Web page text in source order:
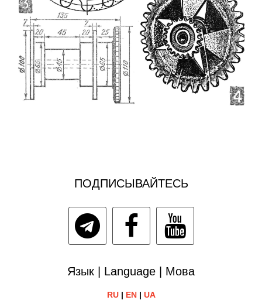
ПОДПИСЫВАЙТЕСЬ
Язык | Language | Мова
RU| EN| UA